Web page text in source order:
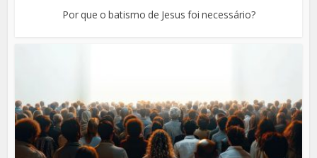
Por que o batismo de Jesus foi necessário?